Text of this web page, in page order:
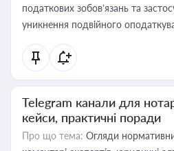
податкових зобов’язань та
уникнення подвійного
Telegram канали для
кейси, практичні поради
Про що тема: Огляди